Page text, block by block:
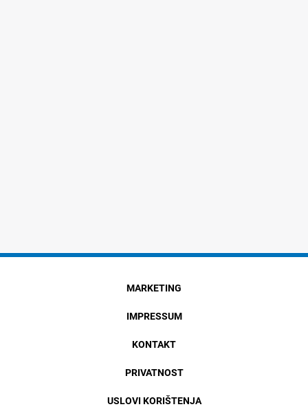
MARKETING
IMPRESSUM
KONTAKT
PRIVATNOST
USLOVI KORIŠTENJA